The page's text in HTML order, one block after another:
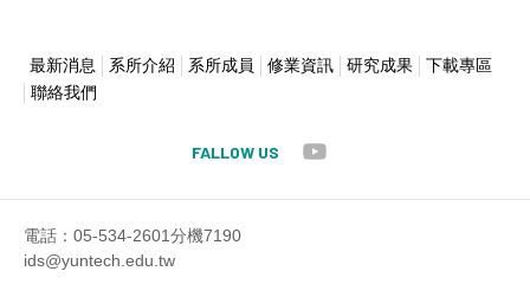
最新消息 系所介紹 系所成員 修業資訊 研究成果
下載專區
聯絡我們
FALLOW US
電話：05-534-2601分機7190
ids@yuntech.edu.tw